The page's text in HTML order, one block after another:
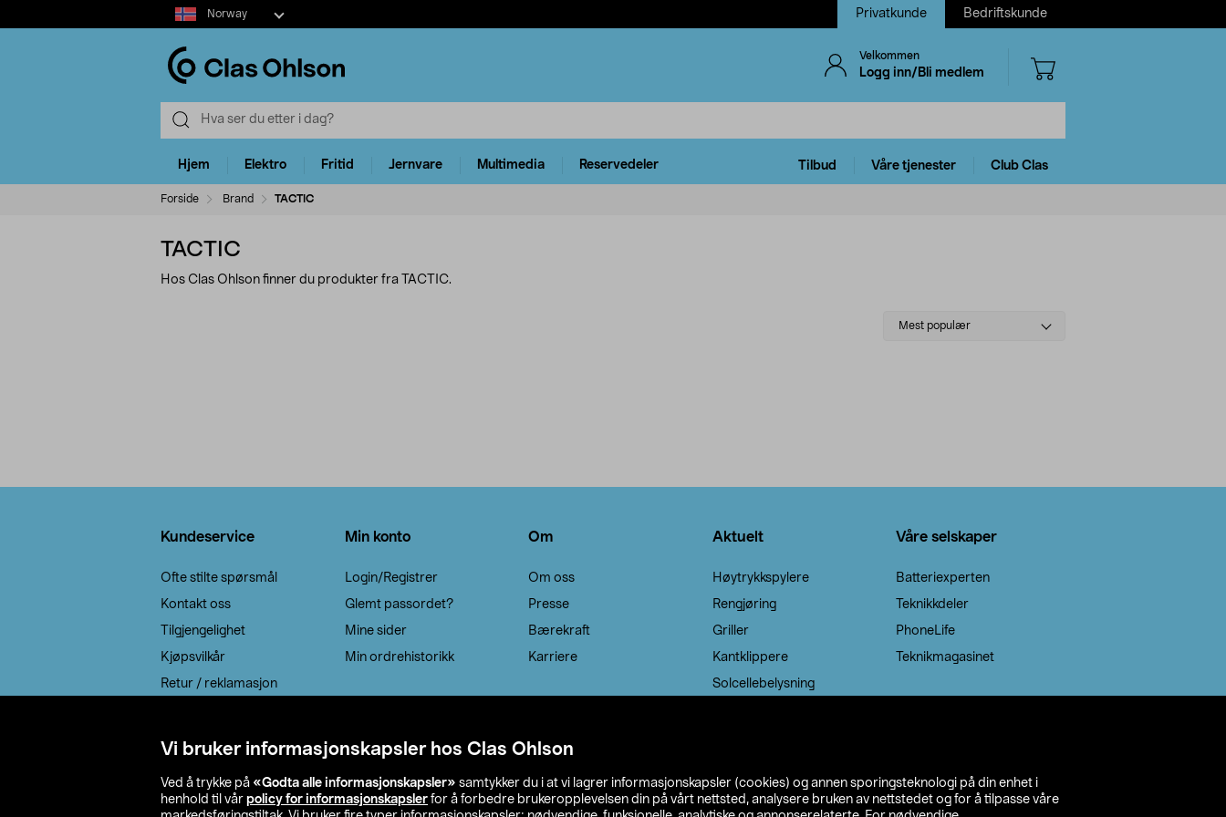
Vi bruker informasjonskapsler hos Clas Ohlson
Ved å trykke på «Godta alle informasjonskapsler» samtykker du i at vi lagrer informasjonskapsler (cookies) og annen sporingsteknologi på din enhet i
henhold til vår policy for informasjonskapsler for å forbedre brukeropplevelsen din på vårt nettsted, analysere bruken av nettstedet og for å tilpasse våre
Select
market
Norway Privatkunde Bedriftskunde
Velkommen
Logg inn/Bli medlem
Hjem Elektro Fritid Jernvare Multimedia Reservedeler Tilbud Våre tjenester Club Clas
Forside Brand TACTIC
TACTIC
Hos Clas Ohlson finner du produkter fra TACTIC.
Select
Mest populær
Kundeservice
Ofte stilte spørsmål
Kontakt oss
Tilgjengelighet
Kjøpsvilkår
Retur / reklamasjon
Min konto
Login/Registrer
Glemt passordet?
Mine sider
Min ordrehistorikk
Om
Om oss
Presse
Bærekraft
Karriere
Aktuelt
Høytrykkspylere
Rengjøring
Griller
Kantklippere
Solcellebelysning
Våre selskaper
Batteriexperten
Teknikkdeler
PhoneLife
Teknikmagasinet